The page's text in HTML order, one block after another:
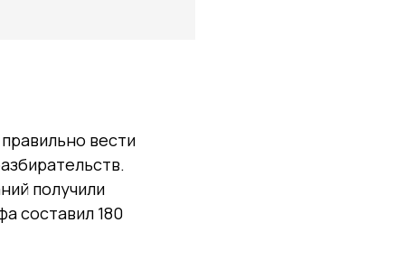
вести
получили
составил 180